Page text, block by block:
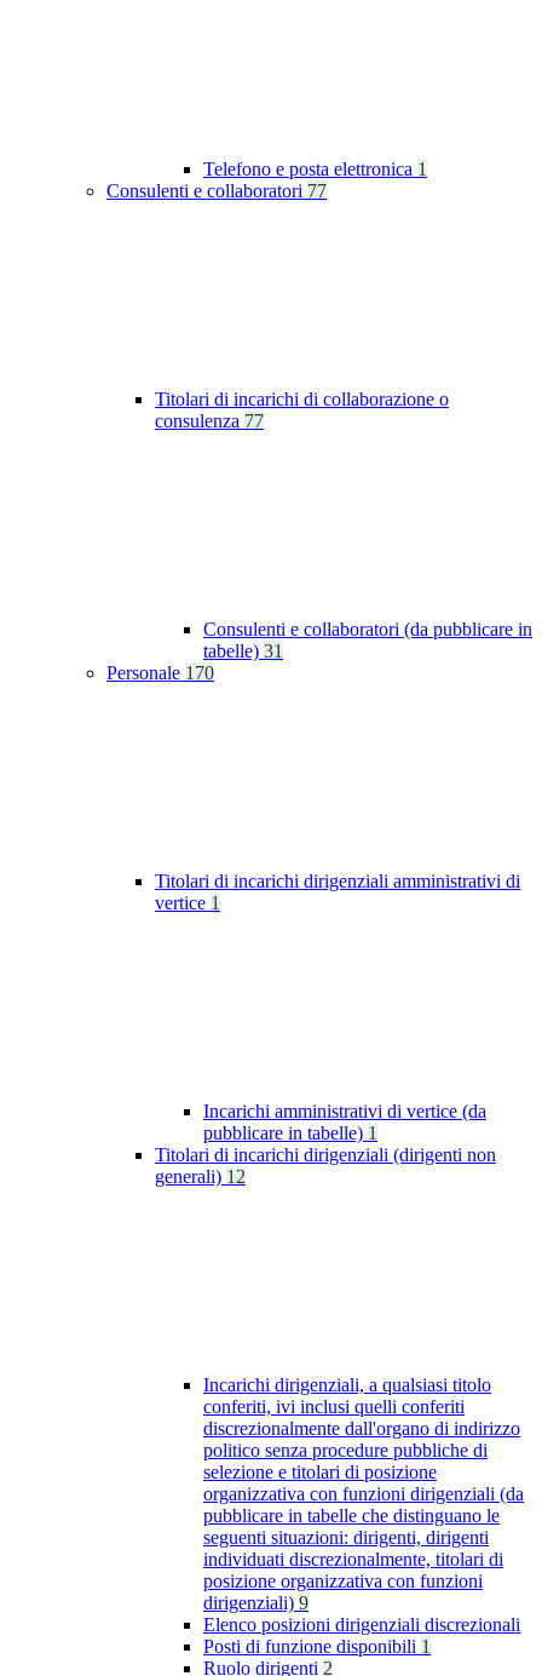
Telefono e posta elettronica 1
Consulenti e collaboratori 77
Titolari di incarichi di collaborazione o
consulenza 77
Consulenti e collaboratori (da pubblicare in
tabelle) 31
Personale 170
Titolari di incarichi dirigenziali amministrativi di
vertice 1
Incarichi amministrativi di vertice (da
pubblicare in tabelle) 1
Titolari di incarichi dirigenziali (dirigenti non
generali) 12
Incarichi dirigenziali, a qualsiasi titolo
conferiti, ivi inclusi quelli conferiti
discrezionalmente dall'organo di indirizzo
politico senza procedure pubbliche di
selezione e titolari di posizione
organizzativa con funzioni dirigenziali (da
pubblicare in tabelle che distinguano le
seguenti situazioni: dirigenti, dirigenti
individuati discrezionalmente, titolari di
posizione organizzativa con funzioni
dirigenziali) 9
Elenco posizioni dirigenziali discrezionali
Posti di funzione disponibili 1
Ruolo dirigenti 2